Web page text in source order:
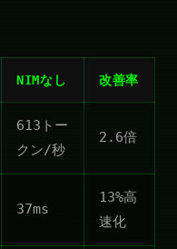
NIMなし 改善率
613トー
クン/秒
2.6倍
37ms
13%高
速化